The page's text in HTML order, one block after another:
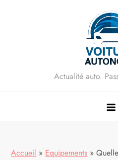
Actualité auto.
Accueil » Equipements »